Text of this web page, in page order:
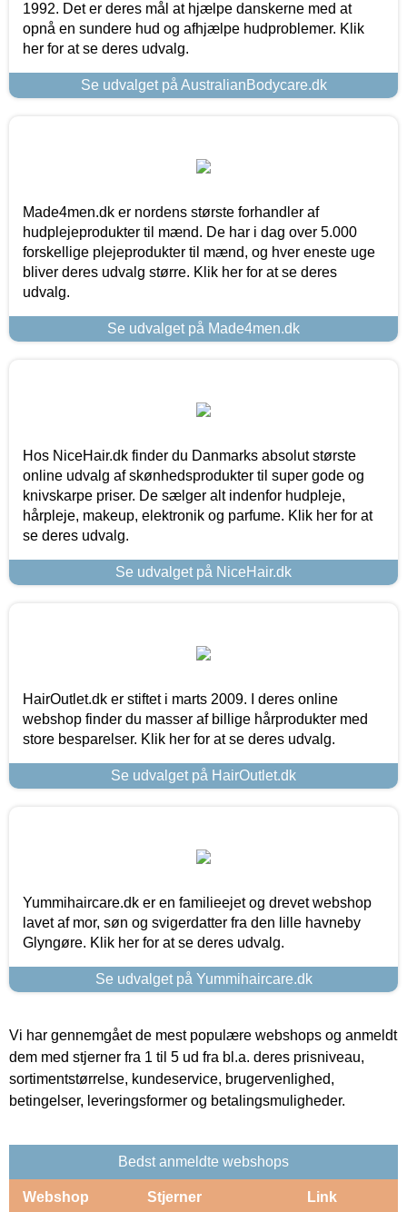
1992. Det er deres mål at hjælpe danskerne med at
opnå en sundere hud og afhjælpe hudproblemer. Klik
her for at se deres udvalg.
Se udvalget på AustralianBodycare.dk
Made4men.dk er nordens største forhandler af
hudplejeprodukter til mænd. De har i dag over 5.000
forskellige plejeprodukter til mænd, og hver eneste uge
bliver deres udvalg større. Klik her for at se deres
udvalg.
Se udvalget på Made4men.dk
Hos NiceHair.dk finder du Danmarks absolut største
online udvalg af skønhedsprodukter til super gode og
knivskarpe priser. De sælger alt indenfor hudpleje,
hårpleje, makeup, elektronik og parfume. Klik her for at
se deres udvalg.
Se udvalget på NiceHair.dk
HairOutlet.dk er stiftet i marts 2009. I deres online
webshop finder du masser af billige hårprodukter med
store besparelser. Klik her for at se deres udvalg.
Se udvalget på HairOutlet.dk
Yummihaircare.dk er en familieejet og drevet webshop
lavet af mor, søn og svigerdatter fra den lille havneby
Glyngøre. Klik her for at se deres udvalg.
Se udvalget på Yummihaircare.dk
Vi har gennemgået de mest populære webshops og anmeldt
dem med stjerner fra 1 til 5 ud fra bl.a. deres prisniveau,
sortimentstørrelse, kundeservice, brugervenlighed,
betingelser, leveringsformer og betalingsmuligheder.
Bedst anmeldte webshops
Webshop Stjerner Link